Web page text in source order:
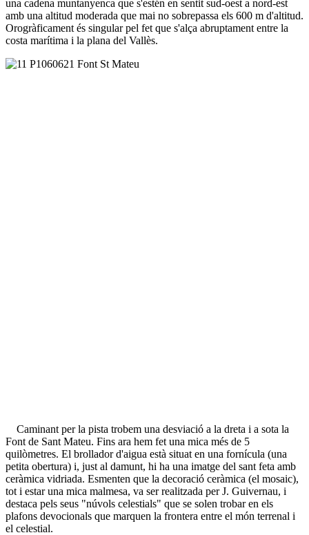
una cadena muntanyenca que s'estén en sentit sud-oest a nord-est
amb una altitud moderada que mai no sobrepassa els 600 m d'altitud.
Orogràficament és singular pel fet que s'alça abruptament entre la
costa marítima i la plana del Vallès.
Caminant per la pista trobem una desviació a la dreta i a sota la
Font de Sant Mateu. Fins ara hem fet una mica més de 5
quilòmetres. El brollador d'aigua està situat en una fornícula (una
petita obertura) i, just al damunt, hi ha una imatge del sant feta amb
ceràmica vidriada. Esmenten que la decoració ceràmica (el mosaic),
tot i estar una mica malmesa, va ser realitzada per J. Guivernau, i
destaca pels seus "núvols celestials" que se solen trobar en els
plafons devocionals que marquen la frontera entre el món terrenal i
el celestial.